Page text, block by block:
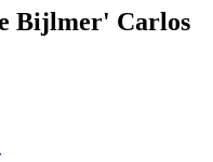
Bijlmer' Carlos